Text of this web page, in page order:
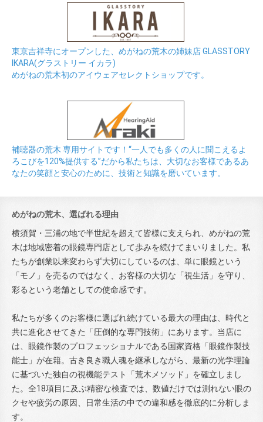
東京吉祥寺にオープンした、めがねの荒木の姉妹店 GLASSTORY
IKARA(グラストリー イカラ)
めがねの荒木初のアイウェアセレクトショップです。
補聴器の荒木 専用サイトです！“一人でも多くの人に聞こえるよ
ろこびを120%提供する”だから私たちは、大切なお客様であるあ
なたの笑顔と安心のために、技術と知識を磨いています。
めがねの荒木、選ばれる理由
横須賀・三浦の地で半世紀を超えて皆様に支えられ、めがねの荒
木は地域密着の眼鏡専門店として歩みを続けてまいりました。私
たちが創業以来変わらず大切にしているのは、単に眼鏡という
「モノ」を売るのではなく、お客様の大切な「視生活」を守り、
彩るという老舗としての使命感です。
私たちが多くのお客様に選ばれ続けている最大の理由は、時代と
共に進化させてきた「圧倒的な専門技術」にあります。当店に
は、眼鏡作製のプロフェッショナルである国家資格「眼鏡作製技
能士」が在籍。古き良き職人魂を継承しながら、最新の光学理論
に基づいた独自の視機能テスト「荒木メソッド」を確立しまし
た。全18項目に及ぶ精密な検査では、数値だけでは測れない眼の
クセや疲労の原因、日常生活の中での違和感を徹底的に分析しま
す。